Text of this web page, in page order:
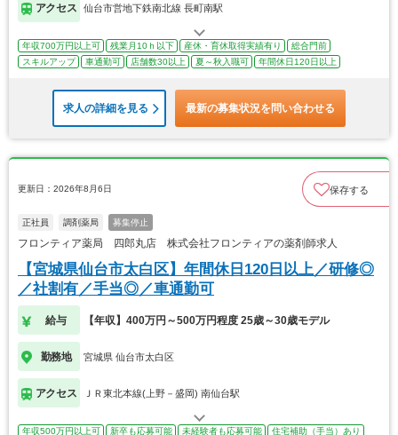
アクセス 仙台市営地下鉄南北線 長町南駅
年収700万円以上可 残業月10ｈ以下 産休・育休取得実績有り
総合門前
スキルアップ
車通勤可 店舗数30以上 夏～秋入職可 年間休日120日以上
求人の詳細を見る 最新の募集状況を問い合わせる
更新日：2026年8月6日 保存する
正社員 調剤薬局 募集停止
フロンティア薬局 四郎丸店 株式会社フロンティアの薬剤師求人
【宮城県仙台市太白区】年間休日120日以上／研修◎
／社割有／手当◎／車通勤可
給与 【年収】400万円～500万円程度 25歳～30歳モデル
勤務地 宮城県 仙台市太白区
アクセス ＪＲ東北本線(上野－盛岡) 南仙台駅
年収500万円以上可 新卒も応募可能 未経験者も応募可能
住宅補助（手当）あり